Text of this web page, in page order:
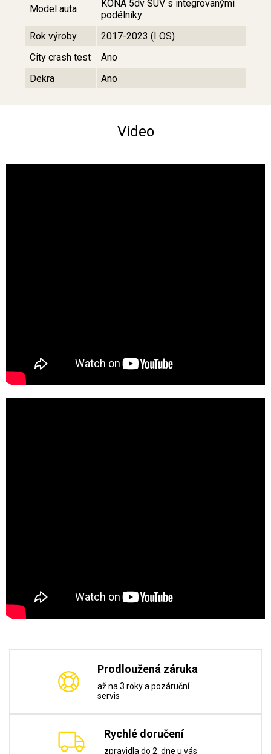
Model auta
KONA 5dv SUV s integrovanými
podélníky
Rok výroby
2017-2023 (I OS)
City crash test
Ano
Dekra
Ano
Video
Prodloužená záruka
až na 3 roky a pozáruční
servis
Rychlé doručení
zpravidla do 2. dne u vás